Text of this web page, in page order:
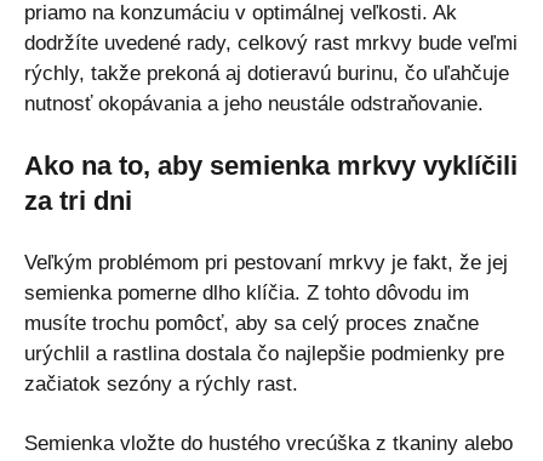
priamo na konzumáciu v optimálnej veľkosti. Ak
dodržíte uvedené rady, celkový rast mrkvy bude veľmi
rýchly, takže prekoná aj dotieravú burinu, čo uľahčuje
nutnosť okopávania a jeho neustále odstraňovanie.
Ako na to, aby semienka mrkvy vyklíčili
za tri dni
Veľkým problémom pri pestovaní mrkvy je fakt, že jej
semienka pomerne dlho klíčia. Z tohto dôvodu im
musíte trochu pomôcť, aby sa celý proces značne
urýchlil a rastlina dostala čo najlepšie podmienky pre
začiatok sezóny a rýchly rast.
Semienka vložte do hustého vrecúška z tkaniny alebo